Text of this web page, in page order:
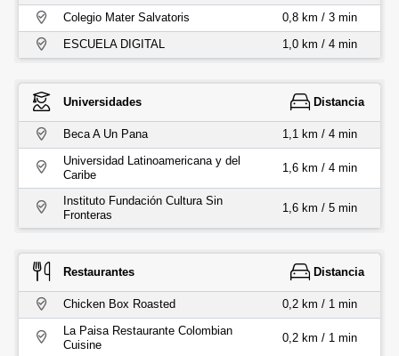
Colegio Mater Salvatoris
0,8 km / 3 min
ESCUELA DIGITAL
1,0 km / 4 min
Universidades Distancia
Beca A Un Pana
1,1 km / 4 min
Universidad Latinoamericana y del
Caribe
1,6 km / 4 min
Instituto Fundación Cultura Sin
Fronteras
1,6 km / 5 min
Restaurantes Distancia
Chicken Box Roasted
0,2 km / 1 min
La Paisa Restaurante Colombian
Cuisine
0,2 km / 1 min